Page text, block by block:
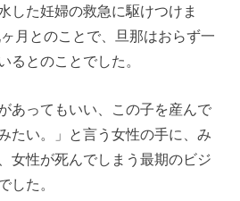
した妊婦の救急に駆けつけま
月とのことで、旦那はおらず一
るとのことでした。
あってもいい、この子を産んで
たい。」と言う女性の手に、み
女性が死んでしまう最期のビジ
した。